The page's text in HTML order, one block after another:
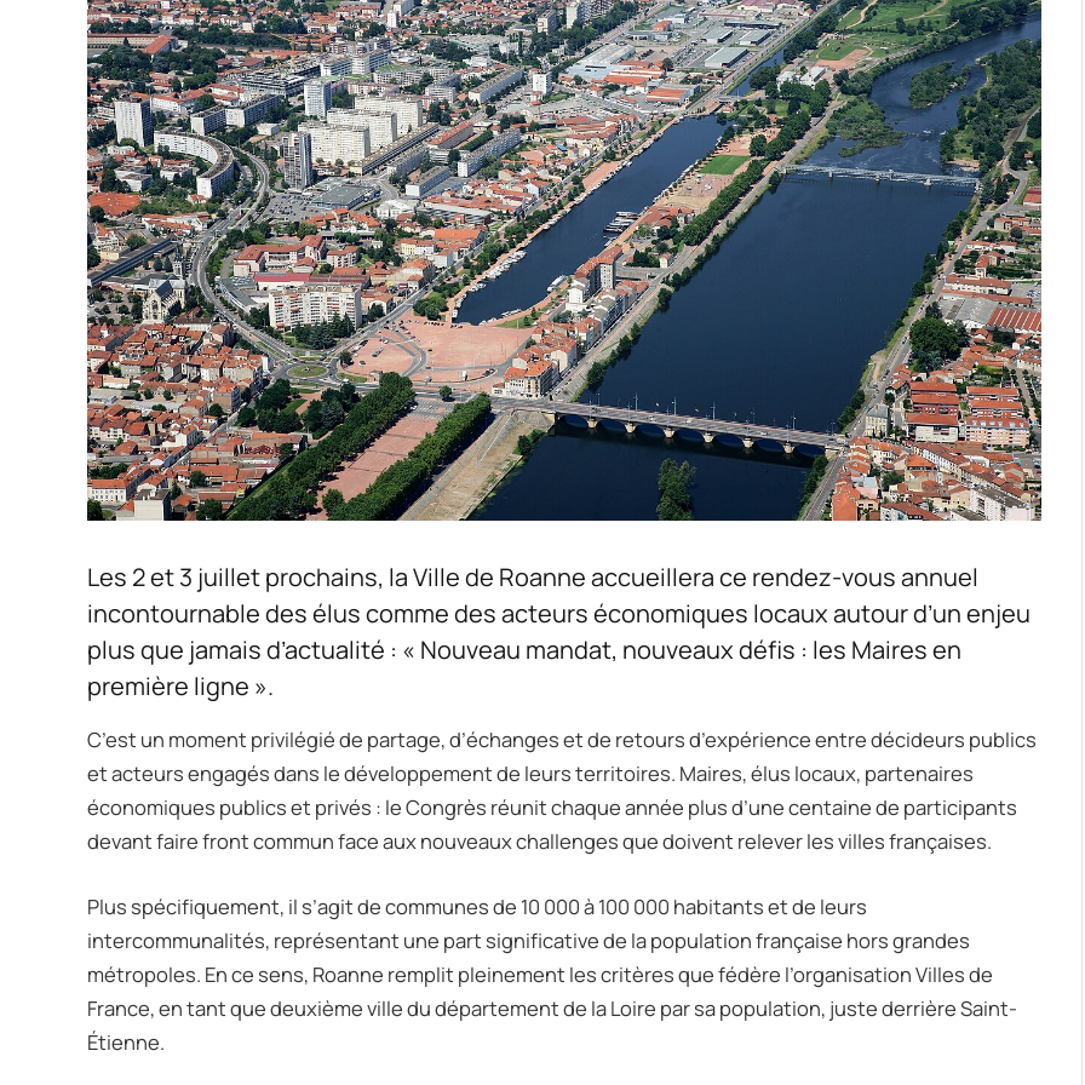
Les 2 et 3 juillet prochains, la Ville de Roanne accueillera ce rendez-vous annuel
incontournable des élus comme des acteurs économiques locaux autour d’un enjeu
plus que jamais d’actualité : « Nouveau mandat, nouveaux défis : les Maires en
première ligne ».
C’est un moment privilégié de partage, d’échanges et de retours d’expérience entre décideurs publics
et acteurs engagés dans le développement de leurs territoires. Maires, élus locaux, partenaires
économiques publics et privés : le Congrès réunit chaque année plus d’une centaine de participants
devant faire front commun face aux nouveaux challenges que doivent relever les villes françaises.
Plus spécifiquement, il s’agit de communes de 10 000 à 100 000 habitants et de leurs
intercommunalités, représentant une part significative de la population française hors grandes
métropoles. En ce sens, Roanne remplit pleinement les critères que fédère l’organisation Villes de
France, en tant que deuxième ville du département de la Loire par sa population, juste derrière Saint-
Étienne.